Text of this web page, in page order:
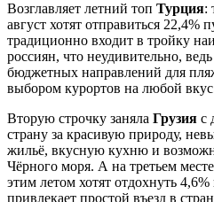
Возглавляет летний топ Турция:
август хотят отправиться 22,4%
традиционно входит в тройку
россиян, что неудивительно,
бюджетных направлений для
выбором курортов на любой
Вторую строчку заняла Грузия с
страну за красивую природу,
жильё, вкусную кухню и
Чёрного моря. А на третьем месте
этим летом хотят отдохнуть
привлекает простой въезд в